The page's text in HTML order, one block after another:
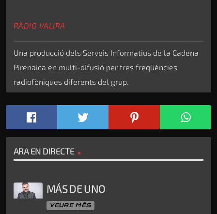
RÀDIO VALIRA
Una producció dels Serveis Informatius de la Cadena
Pirenaica en multi-difusió per tres freqüències
radiofòniques diferents del grup.
ARA EN DIRECTE
MÁS DE UNO
VEURE MÉS